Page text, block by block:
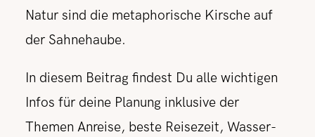
Natur sind die metaphorische Kirsche auf
der Sahnehaube.
In diesem Beitrag findest Du alle wichtigen
Infos für deine Planung inklusive der
Themen Anreise, beste Reisezeit, Wasser-